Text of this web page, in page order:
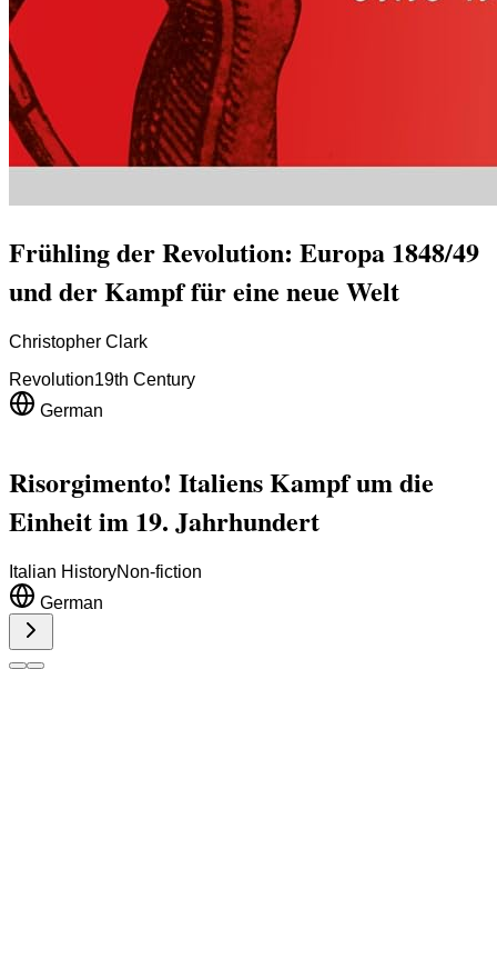
Frühling der Revolution: Europa 1848/49
und der Kampf für eine neue Welt
Christopher Clark
Revolution19th Century
German
Risorgimento! Italiens Kampf um die
Einheit im 19. Jahrhundert
Italian HistoryNon-fiction
German